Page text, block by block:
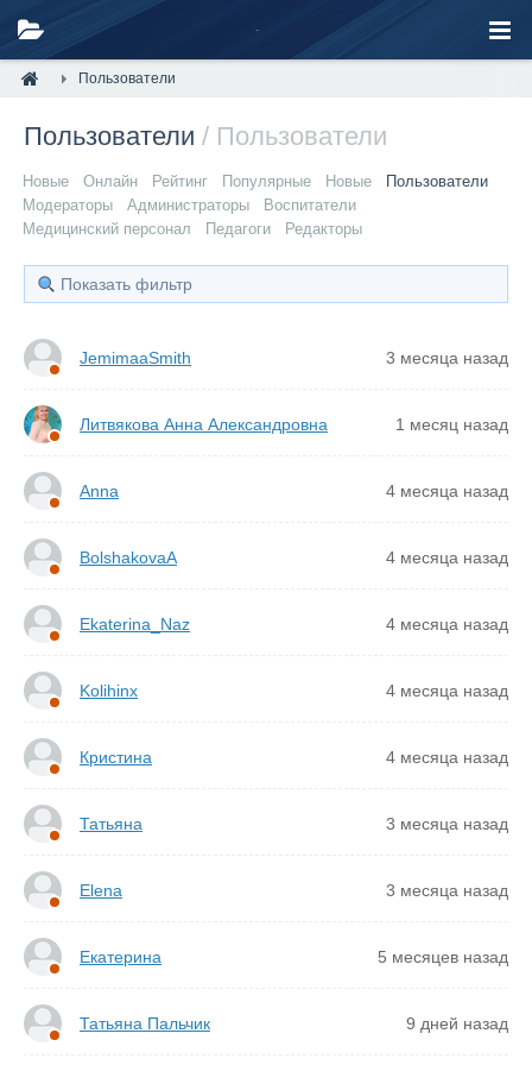
Пользователи
Пользователи / Пользователи
Новые Онлайн Рейтинг Популярные Новые
Пользователи
Модераторы
Администраторы
Воспитатели
Медицинский персонал
Педагоги Редакторы
Показать фильтр
JemimaaSmith 3 месяца назад
Литвякова Анна Александровна 1 месяц назад
Anna 4 месяца назад
BolshakovaA 4 месяца назад
Ekaterina_Naz 4 месяца назад
Kolihinx 4 месяца назад
Кристина 4 месяца назад
Татьяна 3 месяца назад
Elena 3 месяца назад
Екатерина 5 месяцев назад
Татьяна Пальчик 9 дней назад